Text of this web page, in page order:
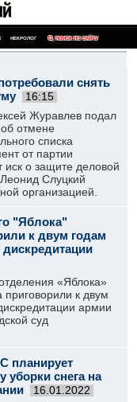
НЕКРОЛОГ ПОИСК ПО САЙТУ
снять
16:15
Журавлев подал
отмене
списка
от партии
иск о защите деловой
Слуцкий
организацией.
"Яблока"
к двум годам
«Яблока»
к двум
армии
суд
планирует
уборки снега на
16.01.2022